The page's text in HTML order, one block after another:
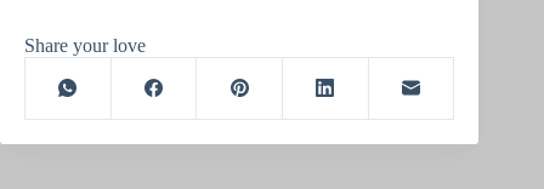
Share your love